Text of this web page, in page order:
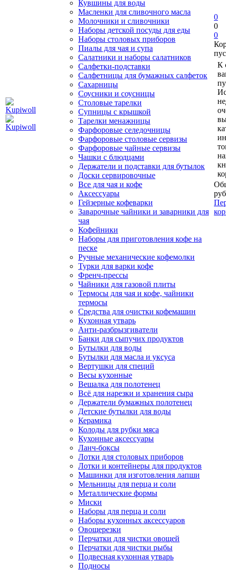
Кувшины для воды
Масленки для сливочного масла
Молочники и сливочники
Наборы детской посуды для еды
Наборы столовых приборов
Пиалы для чая и супа
Салатники и наборы салатников
Салфетки-подставки
Салфетницы для бумажных салфеток
Сахарницы
Соусники и соусницы
Столовые тарелки
Супницы с крышкой
Тарелки менажницы
Фарфоровые селедочницы
Фарфоровые столовые сервизы
Фарфоровые чайные сервизы
Чашки с блюдцами
Держатели и подставки для бутылок
Доски сервировочные
Все для чая и кофе
Аксессуары
Гейзерные кофеварки
Заварочные чайники и заварники для
чая
Кофейники
Наборы для приготовления кофе на
песке
Ручные механические кофемолки
Турки для варки кофе
Френч-прессы
Чайники для газовой плиты
Термосы для чая и кофе, чайники
термосы
Средства для очистки кофемашин
Кухонная утварь
Анти-разбрызгиватели
Банки для сыпучих продуктов
Бутылки для воды
Бутылки для масла и уксуса
Вертушки для специй
Весы кухонные
Вешалка для полотенец
Всё для нарезки и хранения сыра
Держатели бумажных полотенец
Детские бутылки для воды
Керамика
Колоды для рубки мяса
Кухонные аксессуары
Ланч-боксы
Лотки для столовых приборов
Лотки и контейнеры для продуктов
Машинки для изготовления лапши
Мельницы для перца и соли
Металлические формы
Миски
Наборы для перца и соли
Наборы кухонных аксессуаров
Овощерезки
Перчатки для чистки овощей
Перчатки для чистки рыбы
Подвесная кухонная утварь
Подносы
0
0
0
К